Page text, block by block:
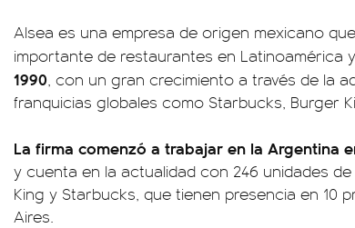
Alsea es una empresa de origen mexicano
importante de restaurantes en Latinoamérica
1990, con un gran crecimiento a través de la
franquicias globales como Starbucks, Burger
La firma comenzó a trabajar en la Argentina
y cuenta en la actualidad con 246 unidades
King y Starbucks, que tienen presencia en 10
Aires.